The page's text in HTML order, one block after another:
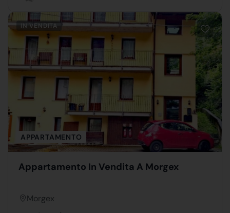
IN VENDITA
APPARTAMENTO
Appartamento In Vendita A Morgex
Morgex